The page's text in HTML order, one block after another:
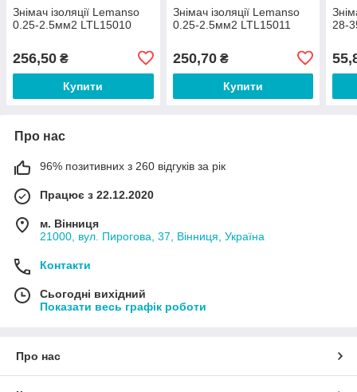
Знімач ізоляції Lemanso
0.25-2.5мм2 LTL15010
256,50 ₴
Купити
Знімач ізоляції Lemanso
0.25-2.5мм2 LTL15011
250,70₴
Купити
28-
Про нас
96% позитивних з 260 відгуків за рік
Працює з 22.12.2020
м. Вінниця
21000, вул. Пирогова, 37, Вінниця, Україна
Контакти
Сьогодні вихідний
Показати весь графік роботи
Про нас